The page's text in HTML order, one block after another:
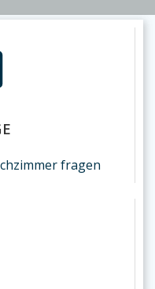
fragen